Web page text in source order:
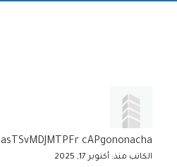
asTSvMDJMTPFr cAPgononacha
الكاتب منذ: أكتوبر 17, 2025